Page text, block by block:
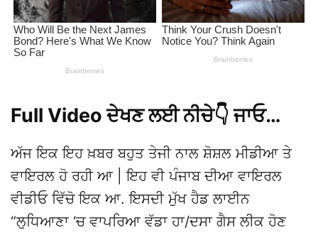
Full Video ਦੇਖਣ ਲਈ ਨੀਚੇ👇 ਜਾਓ…
ਅੱਜ ਇਕ ਇਹ ਖ਼ਬਰ ਬਹੁਤ ਤੇਜੀ ਨਾਲ ਸ਼ੋਸ਼ਲ ਮੀਡੀਆ ਤੇ
ਵਾਇਰਲ ਹੋ ਰਹੀ ਆ | ਇਹ ਵੀ ਪੰਜਾਬ ਦੀਆ ਵਾਇਰਲ
ਵੀਡੀਓ ਵਿੱਚੋ ਇਕ ਆ. ਇਸਦੀ ਮੁੱਖ ਹੈਡ ਲਾਈਨ
“ਲੁਧਿਆਣਾ ‘ਚ ਵਾਪਰਿਆ ਵੱਡਾ ਹਾ/ਦਸਾ ਗੈਸ ਲੀਕ ਹੋਣ